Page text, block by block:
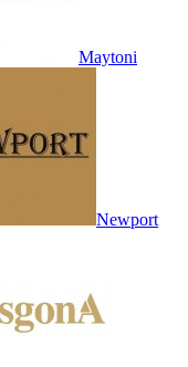
Maytoni
Newport